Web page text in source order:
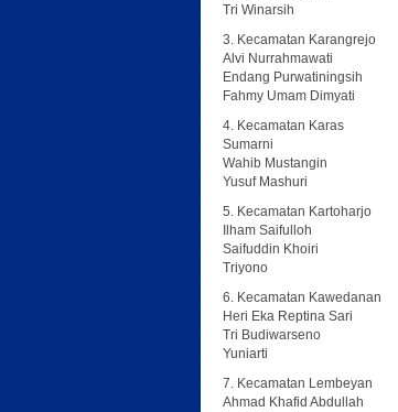
Tri Winarsih
3. Kecamatan Karangrejo
Alvi Nurrahmawati
Endang Purwatiningsih
Fahmy Umam Dimyati
4. Kecamatan Karas
Sumarni
Wahib Mustangin
Yusuf Mashuri
5. Kecamatan Kartoharjo
Ilham Saifulloh
Saifuddin Khoiri
Triyono
6. Kecamatan Kawedanan
Heri Eka Reptina Sari
Tri Budiwarseno
Yuniarti
7. Kecamatan Lembeyan
Ahmad Khafid Abdullah